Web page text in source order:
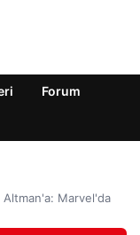
Forum
Altman'a: Marvel'da